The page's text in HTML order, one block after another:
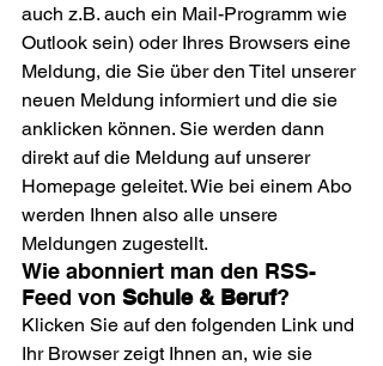
auch z.B. auch ein Mail-Programm wie
Outlook sein) oder Ihres Browsers eine
Meldung, die Sie über den Titel unserer
neuen Meldung informiert und die sie
anklicken können. Sie werden dann
direkt auf die Meldung auf unserer
Homepage geleitet. Wie bei einem Abo
werden Ihnen also alle unsere
Meldungen zugestellt.
Wie abonniert man den RSS-
Feed von Schule & Beruf?
Klicken Sie auf den folgenden Link und
Ihr Browser zeigt Ihnen an, wie sie